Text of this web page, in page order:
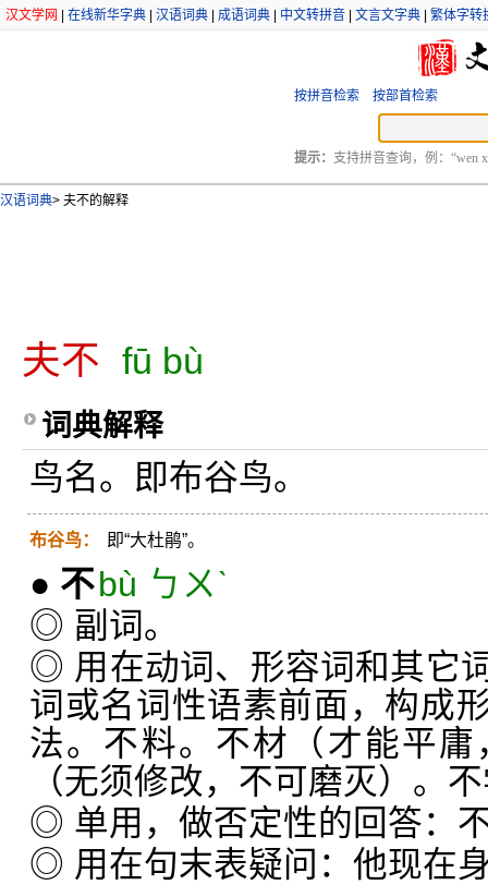
汉文学网 在线新华字典 汉语词典 成语词典 中文转拼音 文言文字典 繁体字转
按拼音检索 按部首检索
提示： 支持拼音查询，例：“wen
汉语词典> 夫不的解释
夫不 fū bù
词典解释
鸟名。即布谷鸟。
布谷鸟： 即“大杜鹃”。
● 不bù ㄅㄨˋ
◎ 副词。
◎ 用在动词、形容词和其它
词或名词性语素前面，构成
法。不料。不材（才能平
（无须修改，不可磨灭）。
◎ 单用，做否定性的回答：
◎ 用在句末表疑问：他现在